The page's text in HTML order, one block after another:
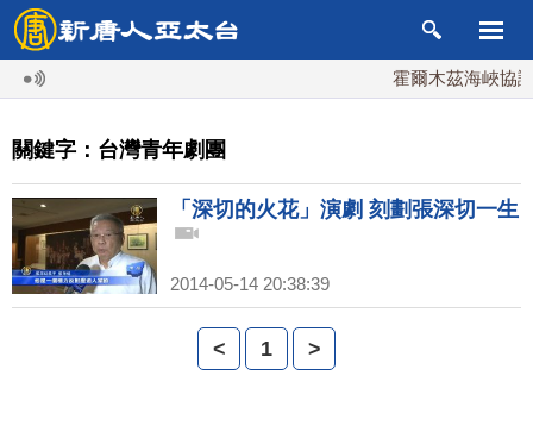
霍爾木茲海峽協議
關鍵字：台灣青年劇團
「深切的火花」演劇 刻劃張深切一生
2014-05-14 20:38:39
< 1 >